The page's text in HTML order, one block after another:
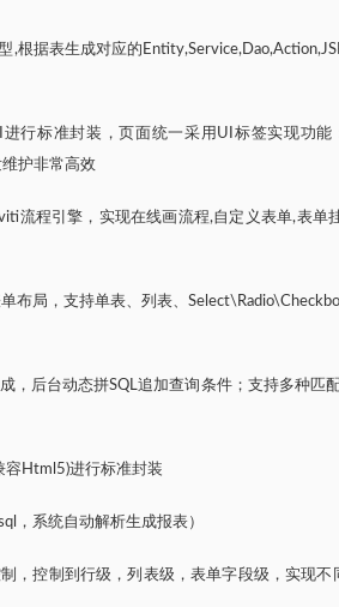
,根据表生成对应的
行标准封装，页面统一采用UI标签实现功能
维护非常高效
流程引擎，实现在线画流程,自定义表单,表单
布局，支持单表、列表、
，后台动态拼SQL追加查询条件；支持多种匹
容Html5)进行标准封装
，系统自动解析生成报表）
，控制到行级，列表级，表单字段级，实现不